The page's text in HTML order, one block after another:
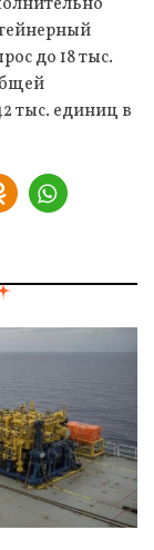
до 18 тыс.
тыс. единиц в